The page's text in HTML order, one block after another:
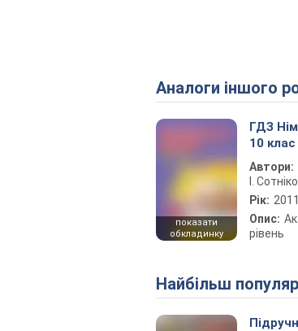
Аналоги іншого
показати
обкладинку
ГДЗ
10 клас
Автори:
І.
Рік: 2011
Опис:
рівень
Найбільш